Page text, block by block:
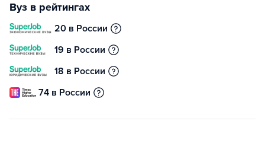
Вуз в рейтингах
20 в России
19 в России
18 в России
74 в России